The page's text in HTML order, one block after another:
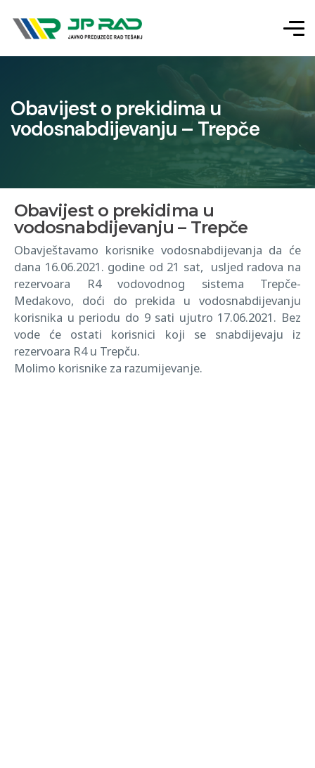
Obavijest o prekidima u
vodosnabdijevanju – Trepče
Obavijest o prekidima u
vodosnabdijevanju – Trepče
Obavještavamo korisnike vodosnabdijevanja da će
dana 16.06.2021. godine od 21 sat, usljed radova na
rezervoara R4 vodovodnog sistema Trepče-
Medakovo, doći do prekida u vodosnabdijevanju
korisnika u periodu do 9 sati ujutro 17.06.2021. Bez
vode će ostati korisnici koji se snabdijevaju iz
rezervoara R4 u Trepču.
Molimo korisnike za razumijevanje.